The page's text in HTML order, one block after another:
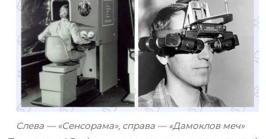
Слева — «Сенсорама», справа — «Дамоклов меч»